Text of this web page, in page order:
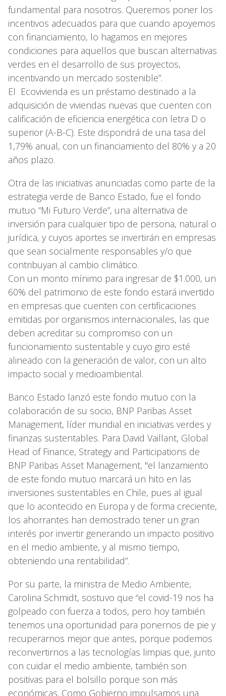
fundamental para nosotros. Queremos poner los
incentivos adecuados para que cuando apoyemos
con financiamiento, lo hagamos en mejores
condiciones para aquellos que buscan alternativas
verdes en el desarrollo de sus proyectos,
incentivando un mercado sostenible”.
El Ecovivienda es un préstamo destinado a la
adquisición de viviendas nuevas que cuenten con
calificación de eficiencia energética con letra D o
superior (A-B-C). Este dispondrá de una tasa del
1,79% anual, con un financiamiento del 80% y a 20
años plazo.
Otra de las iniciativas anunciadas como parte de la
estrategia verde de Banco Estado, fue el fondo
mutuo “Mi Futuro Verde”, una alternativa de
inversión para cualquier tipo de persona, natural o
jurídica, y cuyos aportes se invertirán en empresas
que sean socialmente responsables y/o que
contribuyan al cambio climático.
Con un monto mínimo para ingresar de $1.000, un
60% del patrimonio de este fondo estará invertido
en empresas que cuenten con certificaciones
emitidas por organismos internacionales, las que
deben acreditar su compromiso con un
funcionamiento sustentable y cuyo giro esté
alineado con la generación de valor, con un alto
impacto social y medioambiental.
Banco Estado lanzó este fondo mutuo con la
colaboración de su socio, BNP Paribas Asset
Management, líder mundial en iniciativas verdes y
finanzas sustentables. Para David Vaillant, Global
Head of Finance, Strategy and Participations de
BNP Paribas Asset Management, "el lanzamiento
de este fondo mutuo marcará un hito en las
inversiones sustentables en Chile, pues al igual
que lo acontecido en Europa y de forma creciente,
los ahorrantes han demostrado tener un gran
interés por invertir generando un impacto positivo
en el medio ambiente, y al mismo tiempo,
obteniendo una rentabilidad”.
Por su parte, la ministra de Medio Ambiente,
Carolina Schmidt, sostuvo que “el covid-19 nos ha
golpeado con fuerza a todos, pero hoy también
tenemos una oportunidad para ponernos de pie y
recuperarnos mejor que antes, porque podemos
reconvertirnos a las tecnologías limpias que, junto
con cuidar el medio ambiente, también son
positivas para el bolsillo porque son más
económicas. Como Gobierno impulsamos una